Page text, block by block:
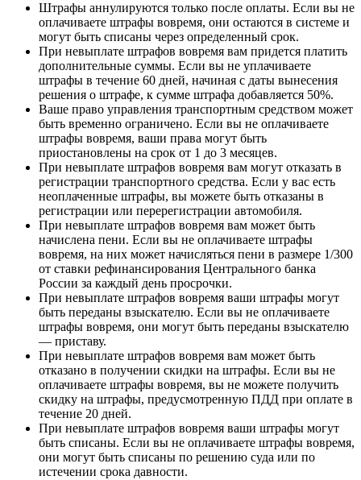
Штрафы аннулируются только после оплаты. Если вы не
оплачиваете штрафы вовремя, они остаются в системе и
могут быть списаны через определенный срок.
При невыплате штрафов вовремя вам придется платить
дополнительные суммы. Если вы не уплачиваете
штрафы в течение 60 дней, начиная с даты вынесения
решения о штрафе, к сумме штрафа добавляется 50%.
Ваше право управления транспортным средством может
быть временно ограничено. Если вы не оплачиваете
штрафы вовремя, ваши права могут быть
приостановлены на срок от 1 до 3 месяцев.
При невыплате штрафов вовремя вам могут отказать в
регистрации транспортного средства. Если у вас есть
неоплаченные штрафы, вы можете быть отказаны в
регистрации или перерегистрации автомобиля.
При невыплате штрафов вовремя вам может быть
начислена пени. Если вы не оплачиваете штрафы
вовремя, на них может начисляться пени в размере 1/300
от ставки рефинансирования Центрального банка
России за каждый день просрочки.
При невыплате штрафов вовремя ваши штрафы могут
быть переданы взыскателю. Если вы не оплачиваете
штрафы вовремя, они могут быть переданы взыскателю
— приставу.
При невыплате штрафов вовремя вам может быть
отказано в получении скидки на штрафы. Если вы не
оплачиваете штрафы вовремя, вы не можете получить
скидку на штрафы, предусмотренную ПДД при оплате в
течение 20 дней.
При невыплате штрафов вовремя ваши штрафы могут
быть списаны. Если вы не оплачиваете штрафы вовремя,
они могут быть списаны по решению суда или по
истечении срока давности.